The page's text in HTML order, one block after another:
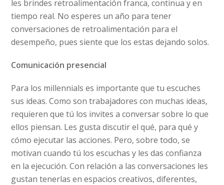
les brindes retroalimentación franca, continua y en
tiempo real. No esperes un año para tener
conversaciones de retroalimentación para el
desempeño, pues siente que los estas dejando solos.
Comunicación presencial
Para los millennials es importante que tu escuches
sus ideas. Como son trabajadores con muchas ideas,
requieren que tú los invites a conversar sobre lo que
ellos piensan. Les gusta discutir el qué, para qué y
cómo ejecutar las acciones. Pero, sobre todo, se
motivan cuando tú los escuchas y les das confianza
en la ejecución. Con relación a las conversaciones les
gustan tenerlas en espacios creativos, diferentes,